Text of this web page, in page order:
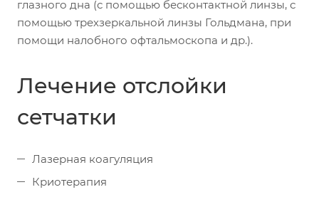
глазного дна (с помощью бесконтактной линзы, с
помощью трехзеркальной линзы Гольдмана, при
помощи налобного офтальмоскопа и др.).
Лечение отслойки
сетчатки
Лазерная коагуляция
Криотерапия